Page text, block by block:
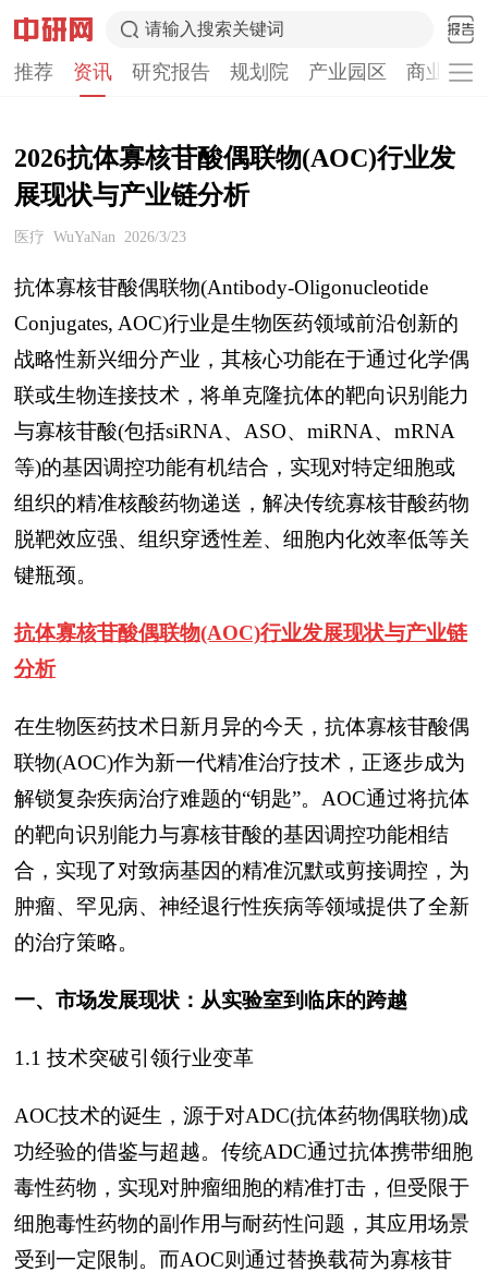
请输入搜索关键词
推荐 资讯 研究报告 规划院 产业园区 商业计
2026抗体寡核苷酸偶联物(AOC)行业发
展现状与产业链分析
医疗 WuYaNan 2026/3/23
抗体寡核苷酸偶联物(Antibody-Oligonucleotide
Conjugates, AOC)行业是生物医药领域前沿创新的
战略性新兴细分产业，其核心功能在于通过化学偶
联或生物连接技术，将单克隆抗体的靶向识别能力
与寡核苷酸(包括siRNA、ASO、miRNA、mRNA
等)的基因调控功能有机结合，实现对特定细胞或
组织的精准核酸药物递送，解决传统寡核苷酸药物
脱靶效应强、组织穿透性差、细胞内化效率低等关
键瓶颈。
抗体寡核苷酸偶联物(AOC)行业发展现状与产业链
分析
在生物医药技术日新月异的今天，抗体寡核苷酸偶
联物(AOC)作为新一代精准治疗技术，正逐步成为
解锁复杂疾病治疗难题的“钥匙”。AOC通过将抗体
的靶向识别能力与寡核苷酸的基因调控功能相结
合，实现了对致病基因的精准沉默或剪接调控，为
肿瘤、罕见病、神经退行性疾病等领域提供了全新
的治疗策略。
一、市场发展现状：从实验室到临床的跨越
1.1 技术突破引领行业变革
AOC技术的诞生，源于对ADC(抗体药物偶联物)成
功经验的借鉴与超越。传统ADC通过抗体携带细胞
毒性药物，实现对肿瘤细胞的精准打击，但受限于
细胞毒性药物的副作用与耐药性问题，其应用场景
受到一定限制。而AOC则通过替换载荷为寡核苷